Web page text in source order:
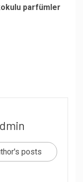
parfümler
posts